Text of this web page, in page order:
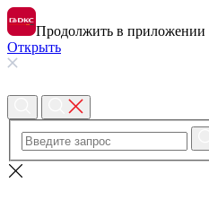
Продолжить в приложении
Открыть